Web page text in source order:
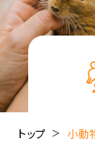
トップ 小動